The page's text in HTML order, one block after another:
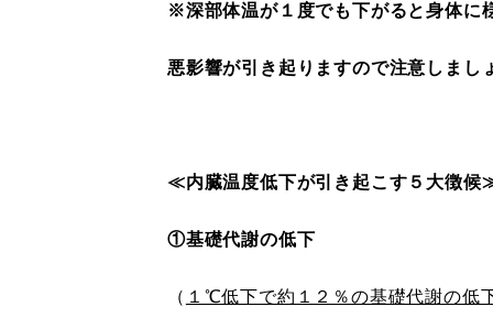
※深部体温が１度でも下がると身体に
悪影響が引き起りますので注意しまし
≪内臓温度低下が引き起こす５大徴候
①基礎代謝の低下
（ １℃低下で約１２％の基礎代謝の低